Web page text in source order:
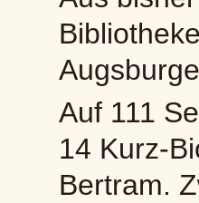
Auf 111
14 Kurz-
Bertram.